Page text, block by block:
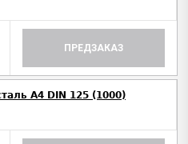
ПРЕДЗАКАЗ
А4 DIN 125 (1000)